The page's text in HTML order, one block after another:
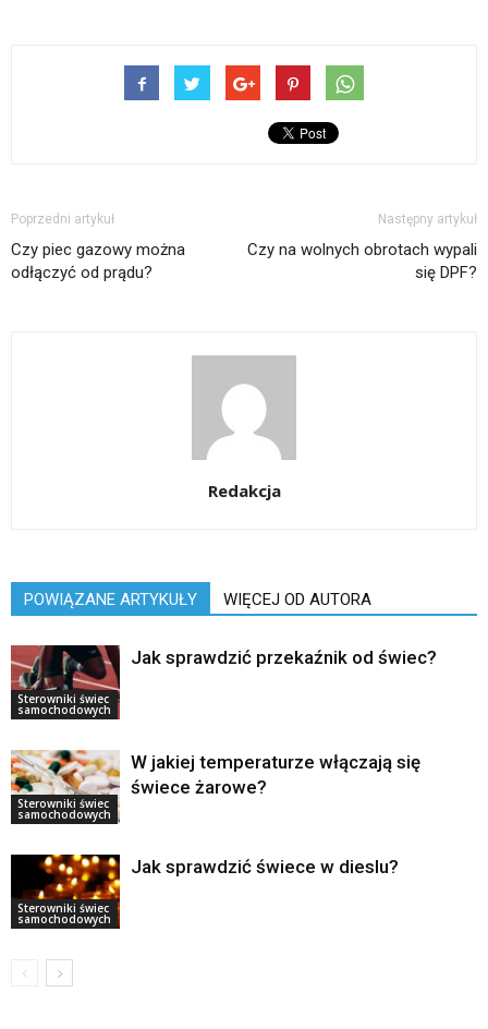
Poprzedni artykuł
Czy piec gazowy można
odłączyć od prądu?
Następny artykuł
Czy na wolnych obrotach wypali
się DPF?
Redakcja
POWIĄZANE ARTYKUŁY WIĘCEJ OD AUTORA
Sterowniki świec
samochodowych
Jak sprawdzić przekaźnik od świec?
Sterowniki świec
samochodowych
W jakiej temperaturze włączają się
świece żarowe?
Sterowniki świec
samochodowych
Jak sprawdzić świece w dieslu?